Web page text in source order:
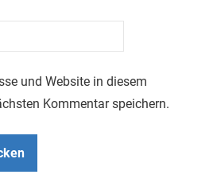
und Website in diesem
Kommentar speichern.